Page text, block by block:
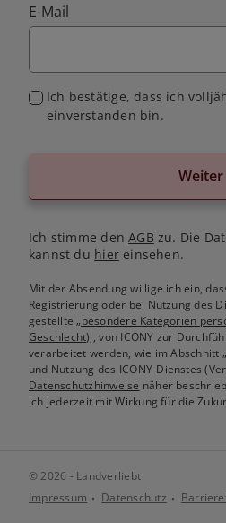
E-Mail
Ich bestätige, dass ich
einverstanden bin.
Weiter
Ich stimme denAGB zu. Die
kannst du hiereinsehen.
Mit der Absendung willige ich ein,
Registrierung oder bei Nutzung des
gestellte„besondere Kategorien
Geschlecht) , von ICONY zur
verarbeitet werden, wie im Abschnitt
und Nutzung des ICONY-Dienstes
Datenschutzhinweise näher
ich jederzeit mit Wirkung für die
© 2026 - Landverliebt
Impressum
Datenschutz